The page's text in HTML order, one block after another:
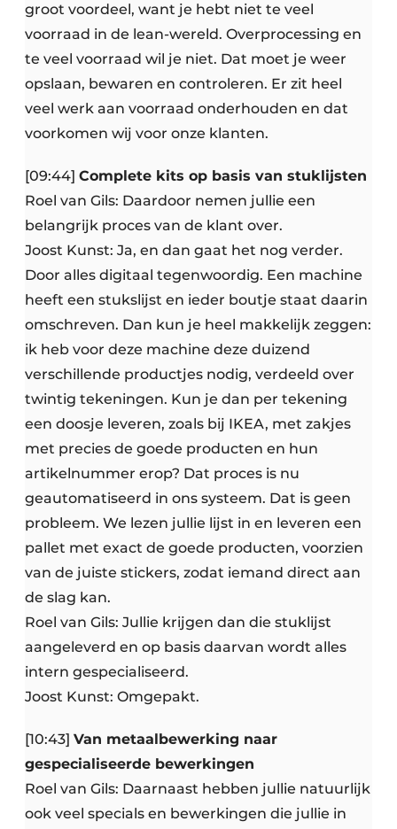
groot voordeel, want je hebt niet te veel
voorraad in de lean-wereld. Overprocessing en
te veel voorraad wil je niet. Dat moet je weer
opslaan, bewaren en controleren. Er zit heel
veel werk aan voorraad onderhouden en dat
voorkomen wij voor onze klanten.
[09:44] Complete kits op basis van stuklijsten
Roel van Gils: Daardoor nemen jullie een
belangrijk proces van de klant over.
Joost Kunst: Ja, en dan gaat het nog verder.
Door alles digitaal tegenwoordig. Een machine
heeft een stukslijst en ieder boutje staat daarin
omschreven. Dan kun je heel makkelijk zeggen:
ik heb voor deze machine deze duizend
verschillende productjes nodig, verdeeld over
twintig tekeningen. Kun je dan per tekening
een doosje leveren, zoals bij IKEA, met zakjes
met precies de goede producten en hun
artikelnummer erop? Dat proces is nu
geautomatiseerd in ons systeem. Dat is geen
probleem. We lezen jullie lijst in en leveren een
pallet met exact de goede producten, voorzien
van de juiste stickers, zodat iemand direct aan
de slag kan.
Roel van Gils: Jullie krijgen dan die stuklijst
aangeleverd en op basis daarvan wordt alles
intern gespecialiseerd.
Joost Kunst: Omgepakt.
[10:43] Van metaalbewerking naar
gespecialiseerde bewerkingen
Roel van Gils: Daarnaast hebben jullie natuurlijk
ook veel specials en bewerkingen die jullie in